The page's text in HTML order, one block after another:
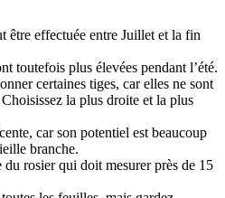
être effectuée entre Juillet et la fin
toutefois plus élevées pendant l’été.
certaines tiges, car elles ne sont
la plus droite et la plus
car son potentiel est beaucoup
branche.
du rosier qui doit mesurer près de 15